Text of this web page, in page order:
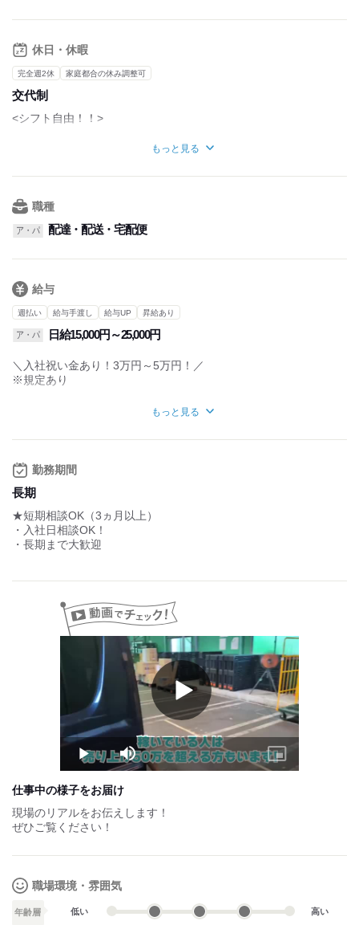
詳細は面接の際にお伝えします
■基本的には直行直帰です！
・休憩時間：60分(勤務時間が6時間以上の場合)
・実働時間：1日あたり8時間程度
・平均所定労働時間：1ヶ月あたり130時間程度
＜こんな働き方ができます◎＞
・がっつり週6で勤務
例）1日のスケジュール
8:00~ 直行して倉庫へ向かい荷物を積み込む
13:00~ 配送再開
15:00~ 少し休憩してから別へリアへ向かう
17:00~ 荷物を届ける
18:30~ 残りの荷物を倉庫へ返却
20:00~ 返却漏れがないかチェックし帰宅
休日・休暇
完全週2休 家庭都合の休み調整可
交代制
<シフト自由！！>
■シフトはLINEなどで提出なので
スケジュール管理が楽です
もっと見る
職種
ア・パ 配達・配送・宅配便
給与
週払い 給与手渡し 給与UP 昇給あり
ア・パ 日給15,000円～25,000円
＼入社祝い金あり！3万円～5万円！／
※規定あり
【出来高制で働ける方積極採用中】
週5勤務で,,,40万円以上！
②通常配送
例：日当15,000円×23日＝34,5000円（2ヶ月目STAFF）
③企業配送
◆給与は、週払い相談/前払い相談/手渡しOK！
◆日給保証あり
早く終わっても日給を支給します！
◆社用車支給 ※希望者のみ
（リース代：1500円/日）
→自宅持ち帰り＆プライベート利用OK
☆業界や最安値で貸し出し☆
試用期間：なし
もっと見る
勤務期間
長期
★短期相談OK（3ヵ月以上）
・入社日相談OK！
・長期まで大歓迎
Play
Play Mute
Picture-
in-
仕事中の様子をお届け
現場のリアルをお伝えします！
ぜひご覧ください！
職場環境・雰囲気
年齢層 低い 高い